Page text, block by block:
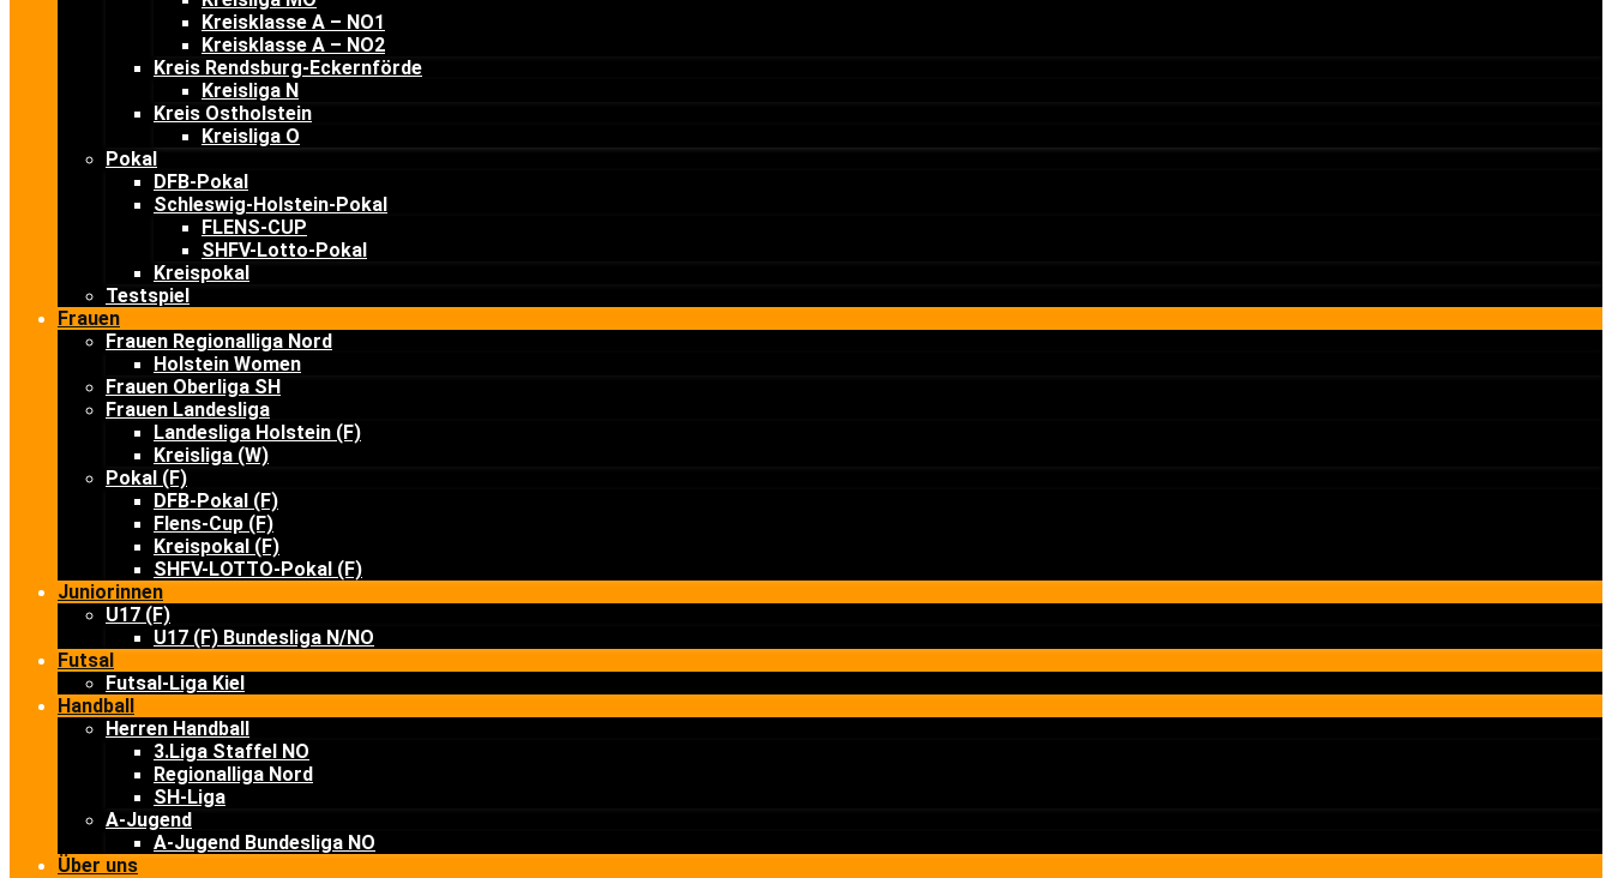
Kreisklasse A – NO1
Kreisklasse A – NO2
Kreis Rendsburg-Eckernförde
Kreisliga N
Kreis Ostholstein
Kreisliga O
Pokal
DFB-Pokal
Schleswig-Holstein-Pokal
FLENS-CUP
SHFV-Lotto-Pokal
Kreispokal
Testspiel
Frauen
Frauen Regionalliga Nord
Holstein Women
Frauen Oberliga SH
Frauen Landesliga
Landesliga Holstein (F)
Kreisliga (W)
Pokal (F)
DFB-Pokal (F)
Flens-Cup (F)
Kreispokal (F)
SHFV-LOTTO-Pokal (F)
Juniorinnen
U17 (F)
U17 (F) Bundesliga N/NO
Futsal
Futsal-Liga Kiel
Handball
Herren Handball
3.Liga Staffel NO
Regionalliga Nord
SH-Liga
A-Jugend
A-Jugend Bundesliga NO
Über uns